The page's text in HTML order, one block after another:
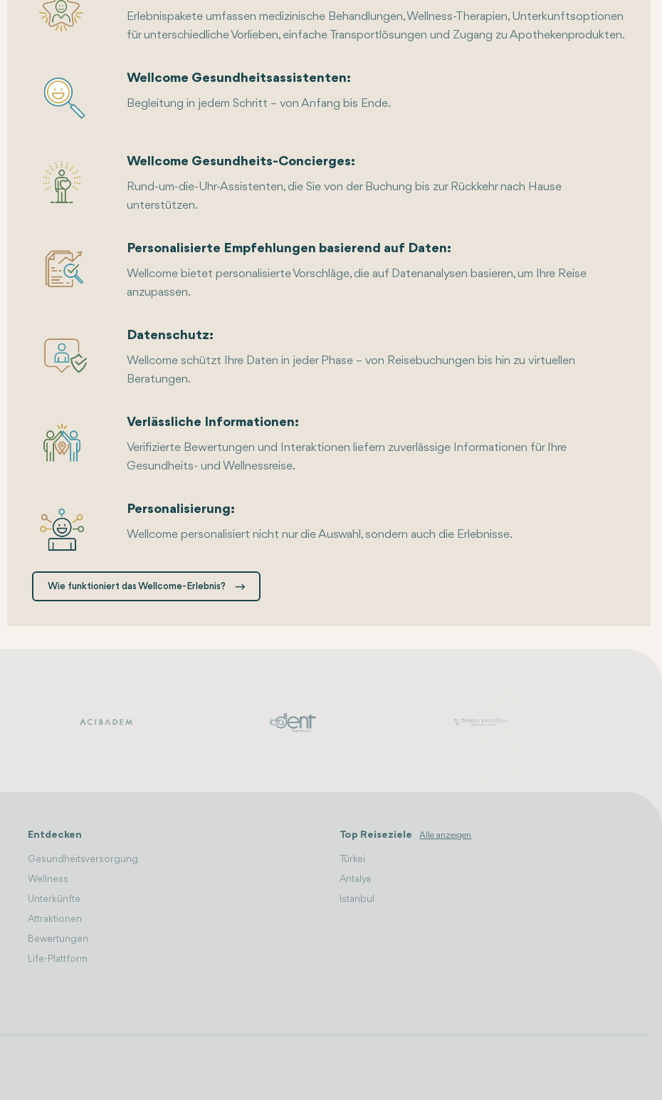
Erlebnispakete umfassen medizinische Behandlungen, Wellness-Therapien, Unterkunftsoptionen
für unterschiedliche Vorlieben, einfache Transportlösungen und Zugang zu Apothekenprodukten.
Wellcome Gesundheitsassistenten:
Begleitung in jedem Schritt – von Anfang bis Ende.
Wellcome Gesundheits-Concierges:
Rund-um-die-Uhr-Assistenten, die Sie von der Buchung bis zur Rückkehr nach Hause
unterstützen.
Personalisierte Empfehlungen basierend auf Daten:
Wellcome bietet personalisierte Vorschläge, die auf Datenanalysen basieren, um Ihre Reise
anzupassen.
Datenschutz:
Wellcome schützt Ihre Daten in jeder Phase – von Reisebuchungen bis hin zu virtuellen
Beratungen.
Verlässliche Informationen:
Verifizierte Bewertungen und Interaktionen liefern zuverlässige Informationen für Ihre
Gesundheits- und Wellnessreise.
Personalisierung:
Wellcome personalisiert nicht nur die Auswahl, sondern auch die Erlebnisse.
Wie funktioniert das Wellcome-Erlebnis?
Entdecken
Gesundheitsversorgung
Wellness
Unterkünfte
Attraktionen
Bewertungen
Life-Plattform
Top Reiseziele Alle anzeigen
Türkei
Antalya
Istanbul